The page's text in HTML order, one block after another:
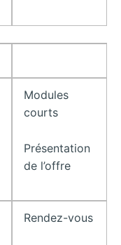
Modules
courts
Présentation
de l’offre
Rendez-vous